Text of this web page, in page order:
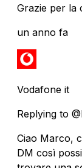
Grazie per la
un anno fa
Vodafone it
Replying to
Ciao Marco,
DM così